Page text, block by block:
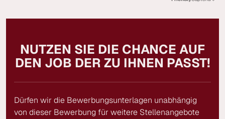
NUTZEN SIE DIE CHANCE AUF
DEN JOB DER ZU IHNEN PASST!
Dürfen wir die Bewerbungsunterlagen unabhängig
von dieser Bewerbung für weitere Stellenangebote